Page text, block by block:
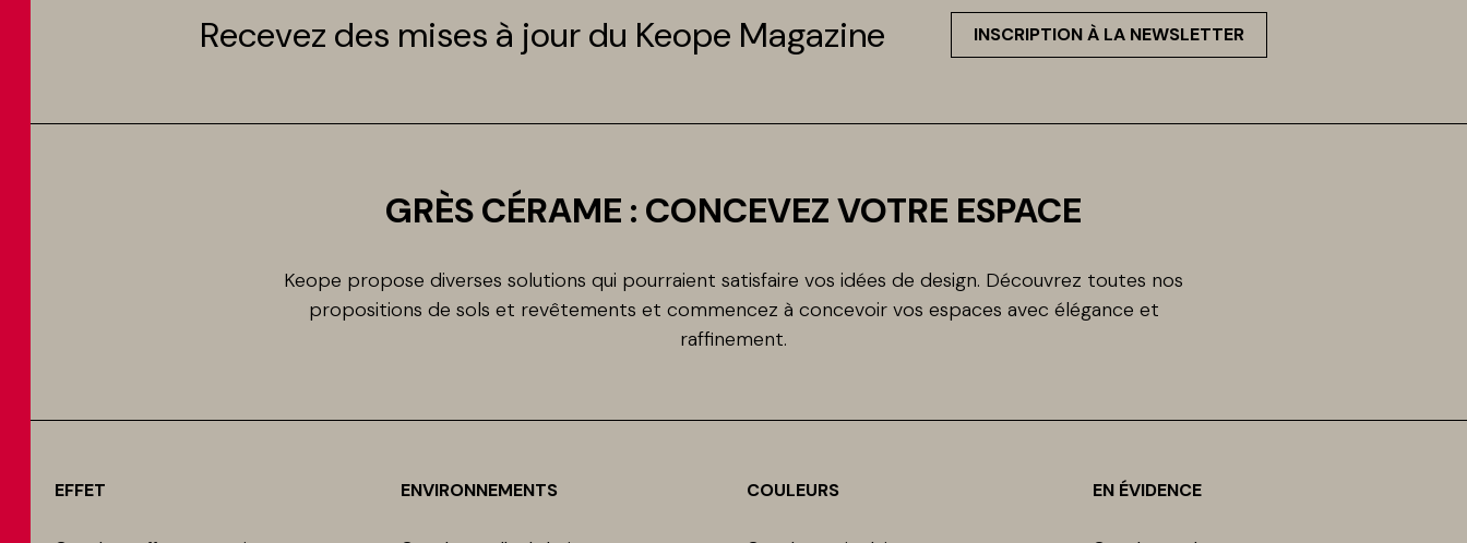
Recevez des mises à jour du Keope Magazine INSCRIPTION À LA NEWSLETTER
GRÈS CÉRAME : CONCEVEZ VOTRE ESPACE
Keope propose diverses solutions qui pourraient satisfaire vos idées de design. Découvrez toutes nos
propositions de sols et revêtements et commencez à concevoir vos espaces avec élégance et
raffinement.
EFFET ENVIRONNEMENTS COULEURS EN ÉVIDENCE